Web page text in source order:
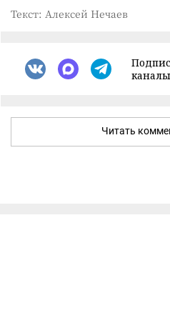
Текст: Алексей Нечаев
каналы
Читать